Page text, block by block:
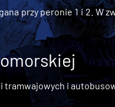
przy peronie 1 i 2. W
i